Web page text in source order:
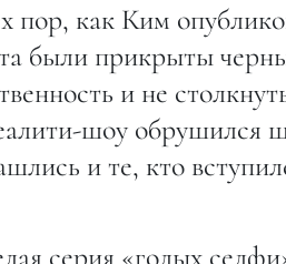
пор, как Ким
были прикрыты
и не
шоу обрушился
и те, кто
серия «голых